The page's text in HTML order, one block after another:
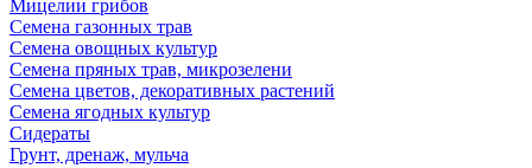
Мицелии грибов
Семена газонных трав
Семена овощных культур
Семена пряных трав, микрозелени
Семена цветов, декоративных растений
Семена ягодных культур
Сидераты
Грунт, дренаж, мульча